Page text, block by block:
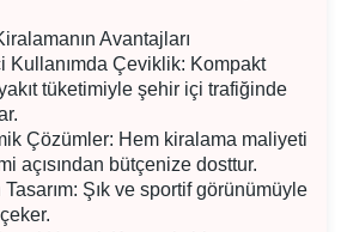
Avantajları
Çeviklik: Kompakt
tüketimiyle şehir içi trafiğinde
Hem kiralama maliyeti
açısından bütçenize dosttur.
Şık ve sportif görünümüyle